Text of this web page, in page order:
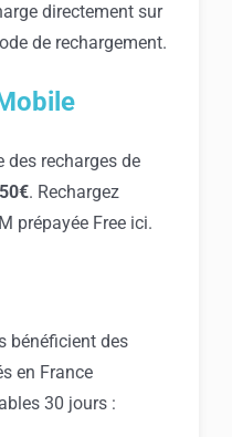
directement sur
de rechargement.
des recharges de
. Rechargez
prépayée Free ici.
bénéficient des
en France
30 jours :